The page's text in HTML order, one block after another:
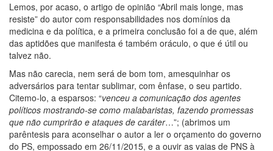
Lemos, por acaso, o artigo de opinião “Abril mais longe, mas
resiste” do autor com responsabilidades nos domínios da
medicina e da política, e a primeira conclusão foi a de que, além
das aptidões que manifesta é também oráculo, o que é útil ou
talvez não.
Mas não carecia, nem será de bom tom, amesquinhar os
adversários para tentar sublimar, com ênfase, o seu partido.
Citemo-lo, a esparsos: “venceu a comunicação dos agentes
políticos mostrando-se como malabaristas, fazendo promessas
que não cumprirão e ataques de caráter…”; (abrimos um
parêntesis para aconselhar o autor a ler o orçamento do governo
do PS, empossado em 26/11/2015, e a ouvir as vaias de PNS à